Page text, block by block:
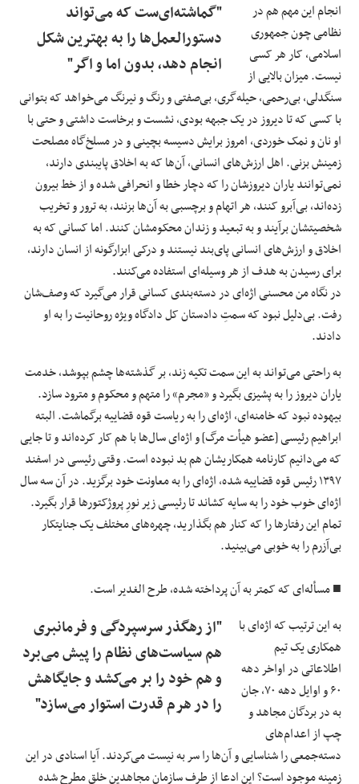
"گماشته‌ای‌ست که می‌تواند
دستورالعمل‌ها را به بهترین شکل
انجام دهد، بدون اما و اگر"
انجام این مهم هم در
نظامی چون جمهوری
اسلامی، کار هر کسی
نیست. میزان بالایی از
سنگدلی، بی‌رحمی، حیله‌گری، بی‌صفتی و رنگ و نیرنگ می‌خواهد که بتوانی
با کسی که تا دیروز در یک جبهه بودی، نشست و برخاست داشتی و حتی با
او نان و نمک خوردی، امروز برایش دسیسه ‌بچینی و در مسلخ‌گاه مصلحت
زمینش بزنی. اهل‌ ارزش‌های انسانی، آن‌ها که به اخلاق پایبندی دارند،
نمی‌توانند یاران دیروزشان را که دچار خطا و انحرافی شده‌ و از خط بیرون
زده‌اند، بی‌آبرو کنند، هر اتهام و برچسبی به آن‌ها بزنند، به ترور و تخریب
شخصیتشان برآیند و به تبعید و زندان محکومشان کنند. اما کسانی که به
اخلاق و ارزش‌های انسانی پای‌بند نیستند و درکی ابزارگونه از انسان دارند،
برای رسیدن به هدف از هر وسیله‌ای استفاده می‌کنند.
در نگاه من محسنی اژه‌ای در دسته‌بندی‌ کسانی قرار می‌گیرد که وصف‌شان
رفت. بی‌دلیل نبود که سمتِ دادستان کل دادگاه ویژه روحانیت را به او
دادند.
به راحتی می‌تواند به این سمت تکیه زند، بر گذشته‌ها چشم بپوشد، خدمت
یاران دیروز را به پشیزی بگیرد و «مجرم» را متهم و محکوم و مترود سازد.
بیهوده نبود که خامنه‌ای، اژه‌ای را به ریاست قوه‌ قضاییه برگماشت. البته
ابراهیم رئیسی [عضو هیأت مرگ] و اژه‌ای سال‌ها با هم کار کرده‌اند و تا جایی
که می‌دانیم کارنامه‌ همکاریشان هم بد نبوده است. وقتی رئیسی در اسفند
۱۳۹۷ رئیس قوه ‌قضاییه شده، اژه‌ای را به معاونت خود برگزید. در آن سه سال
اژه‌ای خوب خود را به سایه کشاند تا رئیسی زیر نورِ پروژکتورها قرار بگیرد.
تمام این‌ رفتارها را که کنار هم بگذارید، چهره‌های مختلف یک جنایتکار
بی‌آزرم را به خوبی می‌بینید.
■ مسأله‌ای که کمتر به آن پرداخته شده، طرح الغدیر است.
"از رهگذر سرسپردگی و فرمانبری
هم سیاست‌های نظام را پیش می‌برد
و هم خود را بر می‌کشد و جایگاهش
را در هرم قدرت استوار می‌سازد"
به این ترتیب که اژه‌ای با
همکاری یک تیم
اطلاعاتی در اواخر دهه‌
۶۰ و اوایل دهه ۷۰، جان
به در بردگان مجاهد و
چپ از اعدام‌های
دسته‌جمعی را شناسایی و آن‌ها را سر به نیست می‌کردند. آیا اسنادی در این
زمینه موجود است؟ این ادعا از طرف سازمان مجاهدین خلق مطرح شده